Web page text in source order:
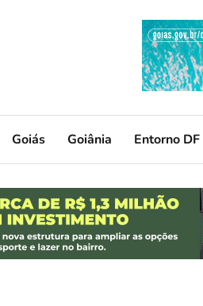
Goiás Goiânia Entorno DF